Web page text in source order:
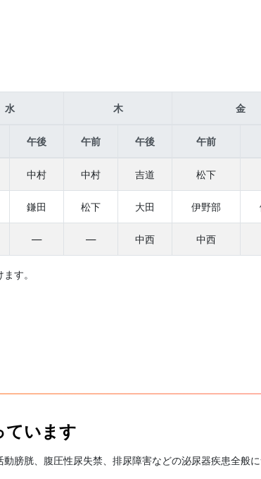
水 木 金
午後 午前 午後 午前
中村 中村 吉道 松下
鎌田 松下 大田 伊野部
— — 中西 中西
す。
ています
膀胱、腹圧性尿失禁、排尿障害などの泌尿器疾患全般